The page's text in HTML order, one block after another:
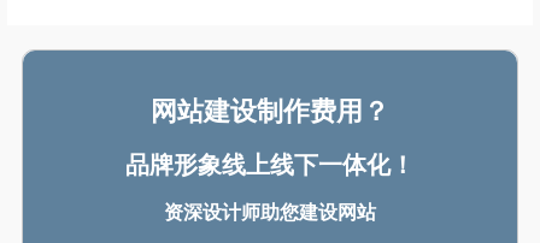
网站建设制作费用？
品牌形象线上线下一体化！
资深设计师助您建设网站